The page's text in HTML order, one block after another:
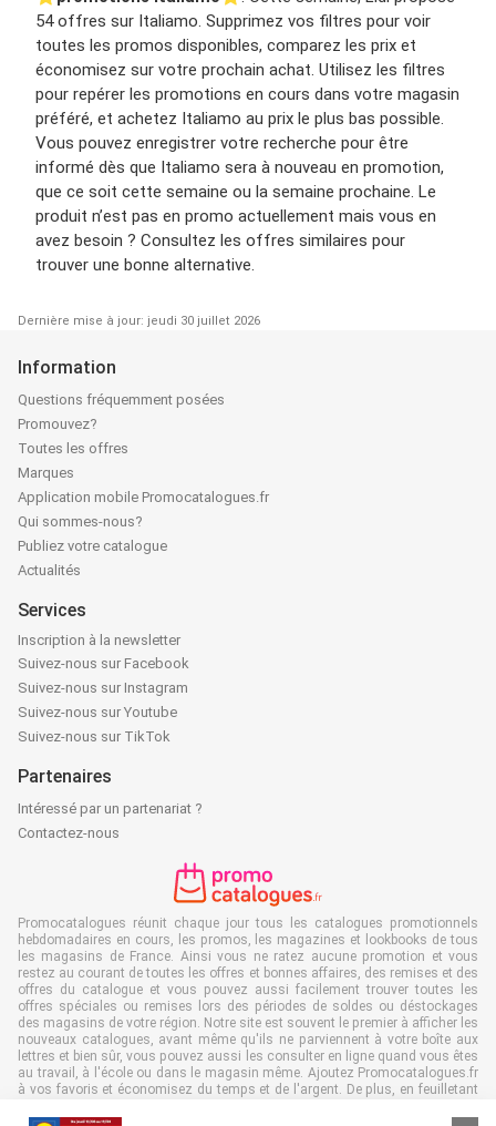
54 offres sur Italiamo. Supprimez vos filtres pour voir
toutes les promos disponibles, comparez les prix et
économisez sur votre prochain achat. Utilisez les filtres
pour repérer les promotions en cours dans votre magasin
préféré, et achetez Italiamo au prix le plus bas possible.
Vous pouvez enregistrer votre recherche pour être
informé dès que Italiamo sera à nouveau en promotion,
que ce soit cette semaine ou la semaine prochaine. Le
produit n’est pas en promo actuellement mais vous en
avez besoin ? Consultez les offres similaires pour
trouver une bonne alternative.
Dernière mise à jour: jeudi 30 juillet 2026
Information
Questions fréquemment posées
Promouvez?
Toutes les offres
Marques
Application mobile Promocatalogues.fr
Qui sommes-nous?
Publiez votre catalogue
Actualités
Services
Inscription à la newsletter
Suivez-nous sur Facebook
Suivez-nous sur Instagram
Suivez-nous sur Youtube
Suivez-nous sur TikTok
Partenaires
Intéressé par un partenariat ?
Contactez-nous
Promocatalogues réunit chaque jour tous les catalogues promotionnels
hebdomadaires en cours, les promos, les magazines et lookbooks de tous
les magasins de France. Ainsi vous ne ratez aucune promotion et vous
restez au courant de toutes les offres et bonnes affaires, des remises et des
offres du catalogue et vous pouvez aussi facilement trouver toutes les
offres spéciales ou remises lors des périodes de soldes ou déstockages
des magasins de votre région. Notre site est souvent le premier à afficher les
nouveaux catalogues, avant même qu'ils ne parviennent à votre boîte aux
lettres et bien sûr, vous pouvez aussi les consulter en ligne quand vous êtes
au travail, à l'école ou dans le magasin même. Ajoutez Promocatalogues.fr
à vos favoris et économisez du temps et de l'argent. De plus, en feuilletant
gaspillage de papier, ce qui est très avantageux pour l’environnement.